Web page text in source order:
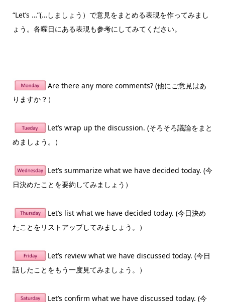
“Let’s …”(…しましょう）で意見をまとめる表現を作ってみまし
ょう。各曜日にある表現も参考にしてみてください。
Are there any more comments? (他にご意見はあ
りますか？）
Let’s wrap up the discussion. (そろそろ議論をまと
めましょう。）
Let’s summarize what we have decided today. (今
日決めたことを要約してみましょう）
Let’s list what we have decided today. (今日決め
たことをリストアップしてみましょう。）
Let’s review what we have discussed today. (今日
話したことをもう一度見てみましょう。）
Let’s confirm what we have discussed today. (今